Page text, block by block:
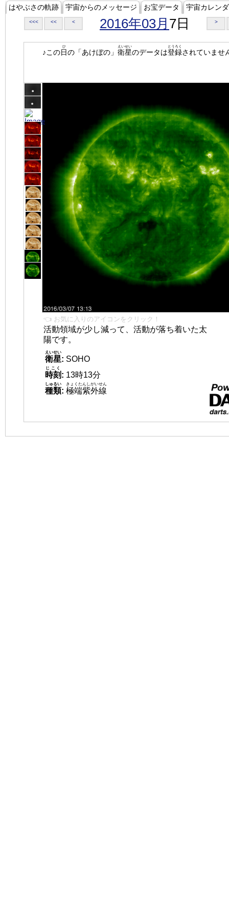
はやぶさの軌跡 宇宙からのメッセージ お宝データ 宇宙カレン
<<< << < 2016年03月 7日 >
♪この日
ひ
の「あけぼの」 衛星
えいせい
のデータは登録
とうろく
されていませ
👈 お気に入りのアイコンをクリック！
活動領域が少し減って、活動が落ち着いた太
陽です。
衛星
えいせい
: SOHO
時刻
じこく
: 13時13分
種類
しゅるい
: 極端紫外線
きょくたんしがいせん